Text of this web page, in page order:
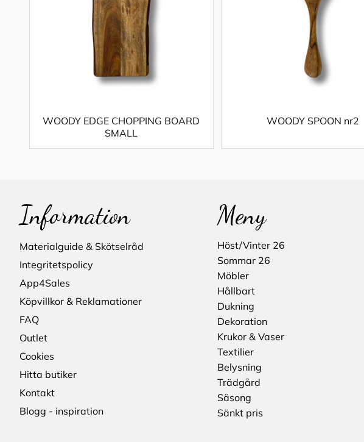
WOODY EDGE CHOPPING BOARD
SMALL
WOODY SPOON nr2
Information
Materialguide & Skötselråd
Integritetspolicy
App4Sales
Köpvillkor & Reklamationer
FAQ
Outlet
Cookies
Hitta butiker
Kontakt
Blogg - inspiration
Meny
Höst/Vinter 26
Sommar 26
Möbler
Hållbart
Dukning
Dekoration
Krukor & Vaser
Textilier
Belysning
Trädgård
Säsong
Sänkt pris